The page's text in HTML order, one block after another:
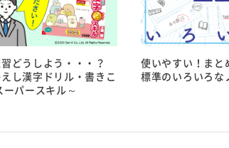
●新出
す。
●ド
●漢字
●解答
●裏面
●「
●学期
習どうしよう・・・？
し漢字ドリル・書きこ
ーパースキル～
使いやすい！まと
標準のいろいろな